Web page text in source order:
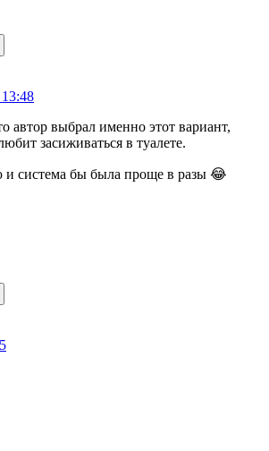
автор выбрал именно этот вариант,
засиживаться в туалете.
и система бы была проще в разы 😂